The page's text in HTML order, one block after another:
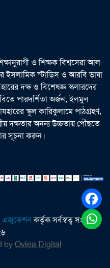
ও শিক্ষক বিশ্বসেরা আল-
স্টাডিস ও আরবি ভাষা
দক্ষ ও বিশেষজ্ঞ স্কলারদের
পারদর্শিতা অর্জন, ইলমুল
স্কুল কারিকুলামে পাঠগ্রহণ,
দক্ষতার অনন্য উচ্চতায় পৌঁছতে
সূচনা করুন।
এজুকেশনকর্তৃক সর্বস্বত্ব সংরক্ষিত
byOvlea Digital